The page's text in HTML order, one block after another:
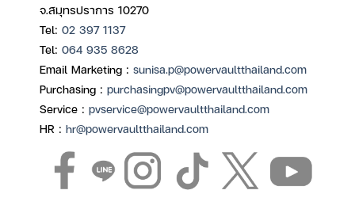
จ.สมุทรปราการ 10270
Tel: 02 397 1137
Tel: 064 935 8628
Email Marketing : sunisa.p@powervaultthailand.com
Purchasing : purchasingpv@powervaultthailand.com
Service : pvservice@powervaultthailand.com
HR : hr@powervaultthailand.com